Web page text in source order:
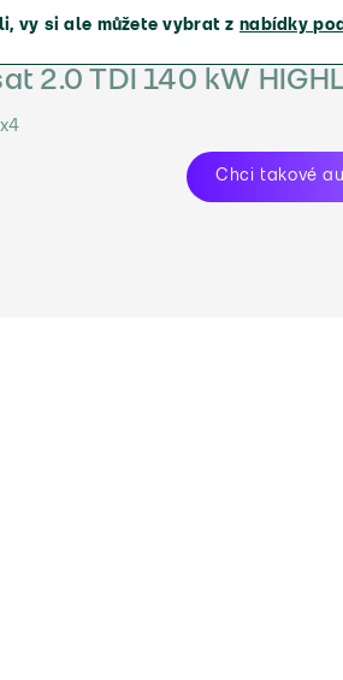
vy si ale můžete vybrat z nabídky
2.0 TDI 140 kW
Chci takové